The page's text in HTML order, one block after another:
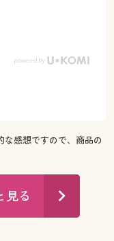
感想ですので、商品の
見る